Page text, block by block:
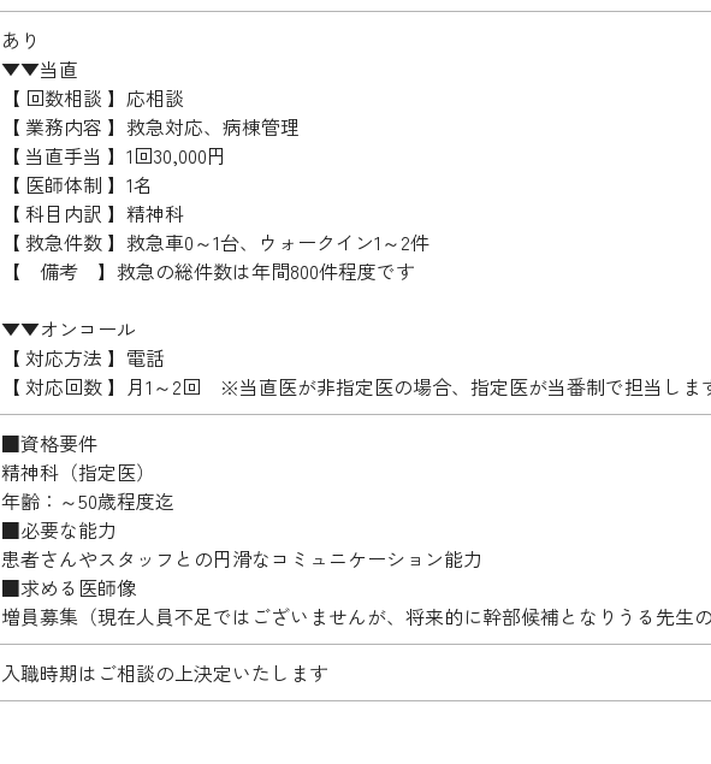
あり
▼▼当直
【 回数相談 】応相談
【 業務内容 】救急対応、病棟管理
【 当直手当 】1回30,000円
【 医師体制 】1名
【 科目内訳 】精神科
【 救急件数 】救急車0～1台、ウォークイン1～2件
【 備考 】救急の総件数は年間800件程度です
▼▼オンコール
【 対応方法 】電話
【 対応回数 】月1～2回 ※当直医が非指定医の場合、指定医が当番制で担当しま
■資格要件
精神科（指定医）
年齢：～50歳程度迄
■必要な能力
患者さんやスタッフとの円滑なコミュニケーション能力
■求める医師像
増員募集（現在人員不足ではございませんが、将来的に幹部候補となりうる先生
入職時期はご相談の上決定いたします